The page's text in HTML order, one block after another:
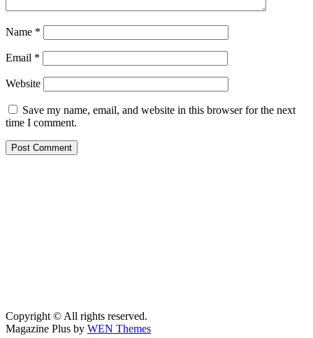
Name *
Email *
Website
Save my name, email, and website in this browser for the next
time I comment.
Copyright © All rights reserved.
Magazine Plus by WEN Themes